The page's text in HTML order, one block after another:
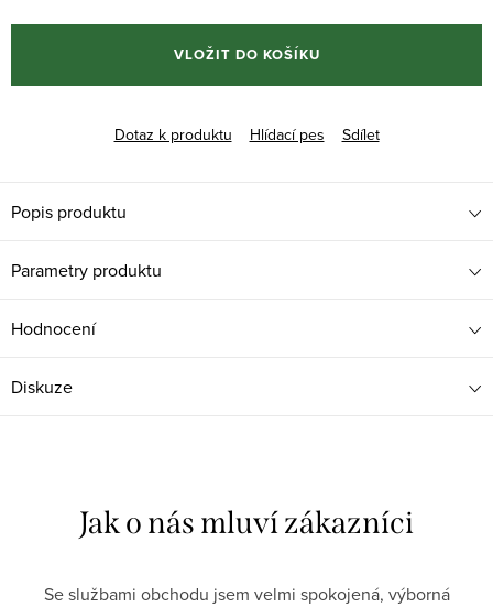
cena:
VLOŽIT DO KOŠÍKU
Dotaz k produktu Hlídací pes Sdílet
Popis produktu
Parametry produktu
Hodnocení
Diskuze
Se službami obchodu jsem velmi spokojená, výborná